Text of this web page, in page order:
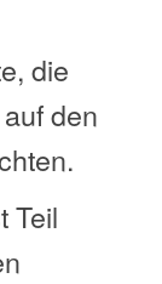
die
den
Teil